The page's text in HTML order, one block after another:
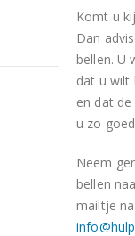
Komt u
Dan
bellen. U
dat u wilt
en dat
u zo
Neem
bellen
mailtje